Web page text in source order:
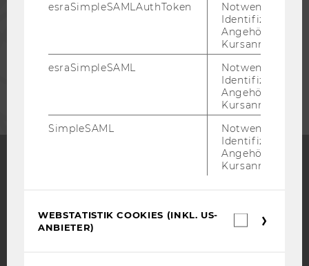
UNTERNEHMEN
esraSimpleSAMLAuthToken
Notwendig zur
Identifizierung
Angehörige/r für
Kursanmeldung.
esraSimpleSAML
Notwendig zur
Identifizierung
Angehörige/r für
Kursanmeldung.
SimpleSAML
Notwendig zur
Identifizierung
Angehörige/r für
Kursanmeldung.
WEBSTATISTIK COOKIES (INKL. US-
ANBIETER)